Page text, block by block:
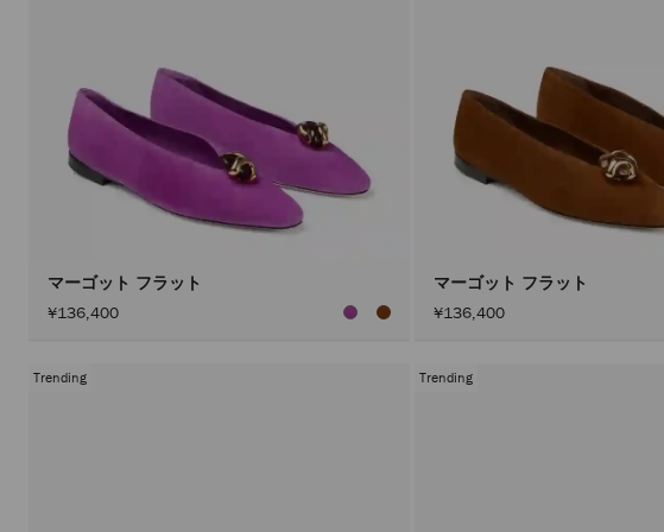
マーゴット フラット
¥136,400
マーゴット フラット
¥136,400
Trending Trending